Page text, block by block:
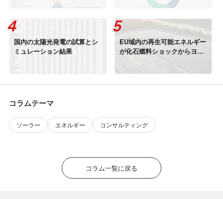
国内の太陽光発電の試算とシ
ミュレーション結果
EU域内の再生可能エネルギー
が化石燃料ショックからヨー
ロッパを守る方法 (SolarPow
コラムテーマ
ソーラー エネルギー コンサルティング
コラム一覧に戻る